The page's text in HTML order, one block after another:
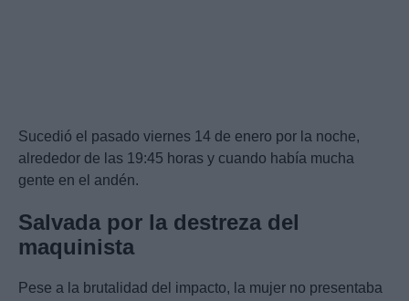
Sucedió el pasado viernes 14 de enero por la noche,
alrededor de las 19:45 horas y cuando había mucha
gente en el andén.
Salvada por la destreza del
maquinista
Pese a la brutalidad del impacto, la mujer no presentaba